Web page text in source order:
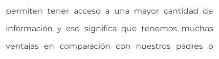
permiten tener acceso a una mayor cantidad de
información y eso significa que tenemos muchas
ventajas en comparación con nuestros padres o